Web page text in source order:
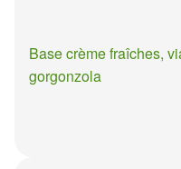
Base crème fraîches,
gorgonzola